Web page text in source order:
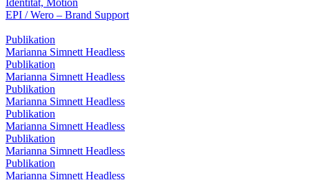
Identität, Motion
EPI / Wero – Brand Support
Publikation
Marianna Simnett Headless
Publikation
Marianna Simnett Headless
Publikation
Marianna Simnett Headless
Publikation
Marianna Simnett Headless
Publikation
Marianna Simnett Headless
Publikation
Marianna Simnett Headless